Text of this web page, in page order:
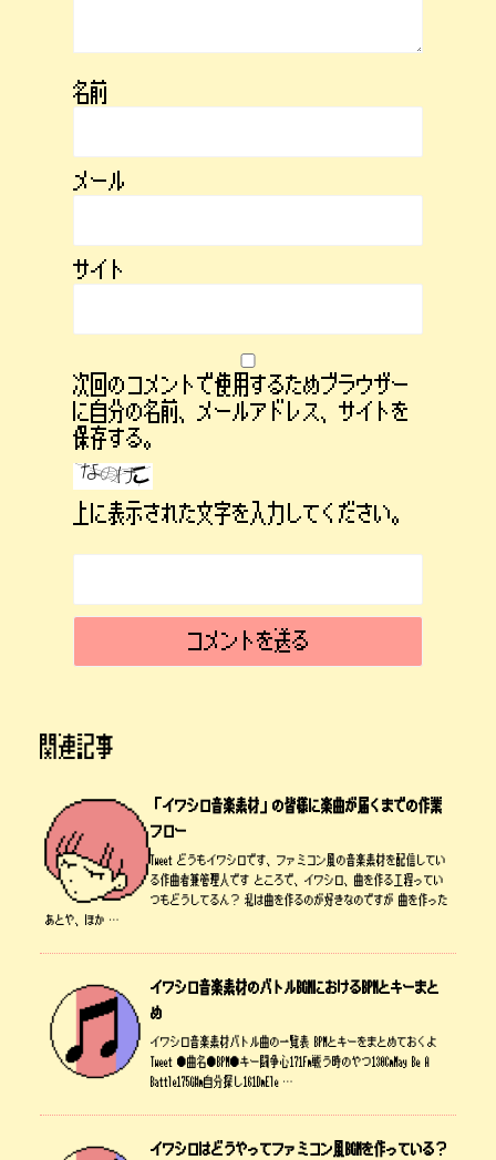
名前
メール
サイト
次回のコメントで使用するためブラウザー
に自分の名前、メールアドレス、サイトを
保存する。
上に表示された文字を入力してください。
関連記事
「イワシロ音楽素材」の皆様に楽曲が届くまでの作業
フロー
Tweet どうもイワシロです、ファミコン風の音楽素材を配信してい
る作曲者兼管理人です ところで、イワシロ、曲を作る工程ってい
つもどうしてるん？ 私は曲を作るのが好きなのですが 曲を作った
あとや、ほか …
イワシロ音楽素材のバトルBGMにおけるBPMとキーまと
め
イワシロ音楽素材バトル曲の一覧表 BPMとキーをまとめておくよ
Tweet ●曲名●BPM●キー闘争心171Fm戦う時のやつ130CmMay Be A
Battle175G#m自分探し161DmEle …
イワシロはどうやってファミコン風BGMを作っている？